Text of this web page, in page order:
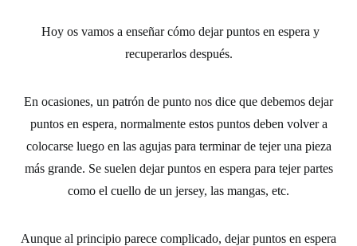
Hoy os vamos a enseñarcómo dejar puntos en espera y
recuperarlos después.
En ocasiones, un patrón de punto nos dice que debemos dejar
puntos en espera, normalmente estos puntos deben volver a
colocarse luego en las agujaspara terminar de tejer una pieza
más grande. Se suelen dejar puntos en espera para tejer partes
como el cuello de un jersey, las mangas, etc.
Aunque al principio parece complicado, dejar puntos en espera